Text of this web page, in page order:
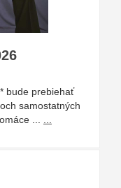
bude prebiehať
samostatných
...